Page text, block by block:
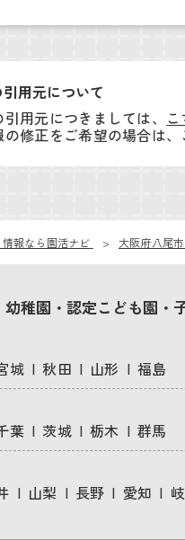
用元について
用元につきましては、
の修正をご希望の場合は
報なら園活ナビ 大阪府八尾
稚園・認定こども園・
城 秋田 山形
福島
葉 茨城 栃木
群馬
山梨 長野 愛知